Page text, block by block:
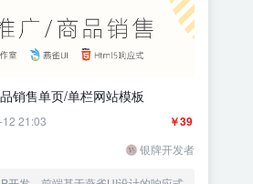
销售单页/单栏网站模板
￥39
21:03
银牌开发者